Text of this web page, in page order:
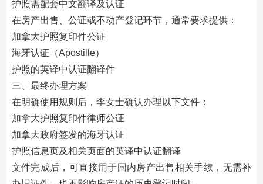
护照需配套中文翻译及认证
在房产出售、公证或不动产登记环节，通常要求提供：
加拿大护照复印件公证
海牙认证（Apostille）
护照的英译中认证翻译件
三、最终办理方案
在明确使用规则后，李女士确认办理以下文件：
加拿大护照复印件律师公证
加拿大政府签发的海牙认证
护照信息页及相关页面的英译中认证翻译
文件完成后，可直接用于国内房产出售相关手续，无需补